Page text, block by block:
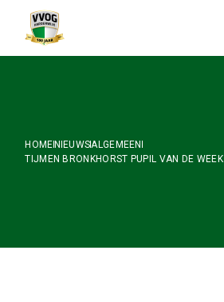
content
HOME NIEUWSALGEMEEN
TIJMEN BRONKHORST PUPIL VAN DE WEEK